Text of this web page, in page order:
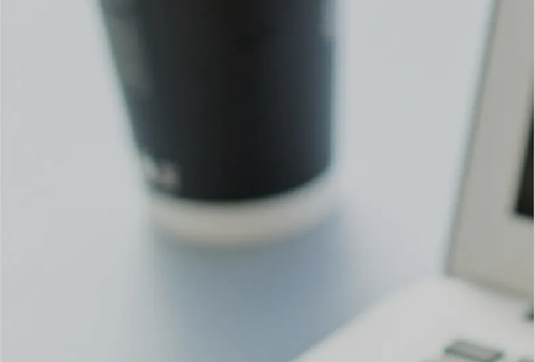
「らしさ」を伝えるホームページ。
多様化するリフォーム市場において、